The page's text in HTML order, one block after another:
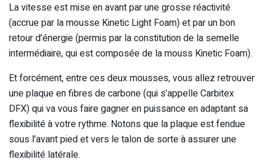
La vitesse est mise en avant par une grosse réactivité
(accrue par la mousse Kinetic Light Foam) et par un bon
retour d’énergie (permis par la constitution de la semelle
intermédiaire, qui est composée de la mouss Kinetic Foam).
Et forcément, entre ces deux mousses, vous allez retrouver
une plaque en fibres de carbone (qui s’appelle Carbitex
DFX) qui va vous faire gagner en puissance en adaptant sa
flexibilité à votre rythme. Notons que la plaque est fendue
sous l’avant pied et vers le talon de sorte à assurer une
flexibilité latérale.